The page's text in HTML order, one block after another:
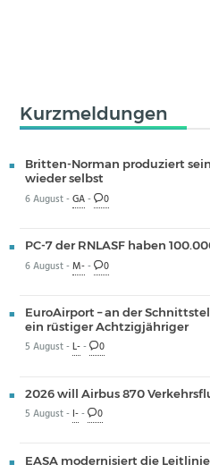
Kurzmeldungen
Britten-Norman produziert
wieder selbst
6 August -GA- 0
PC-7 der RNLASF haben
6 August -M-- 0
EuroAirport – an der
ein rüstiger Achtzigjähriger
5 August -L-- 0
2026 will Airbus 870
5 August - I-- 0
EASA modernisiert die